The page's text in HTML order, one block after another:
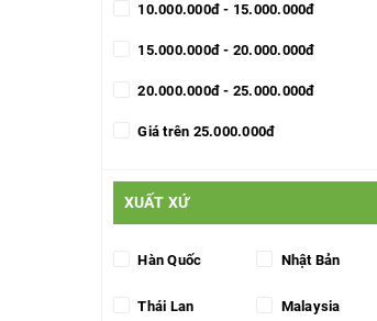
10.000.000đ - 15.000.000đ
15.000.000đ - 20.000.000đ
20.000.000đ - 25.000.000đ
Giá trên 25.000.000đ
XUẤT XỨ
Hàn Quốc Nhật Bản
Thái Lan Malaysia